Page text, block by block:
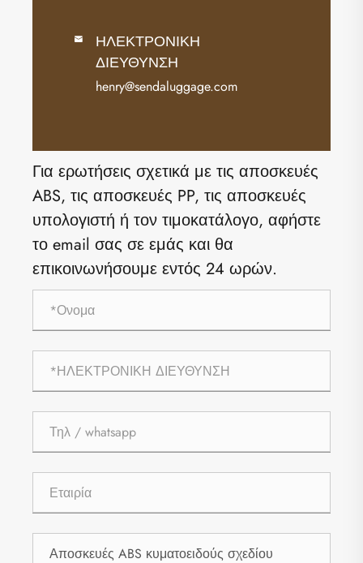

ΗΛΕΚΤΡΟΝΙΚΗ
ΔΙΕΥΘΥΝΣΗ
henry@sendaluggage.com
Για ερωτήσεις σχετικά με τις αποσκευές
ABS, τις αποσκευές PP, τις αποσκευές
υπολογιστή ή τον τιμοκατάλογο, αφήστε
το email σας σε εμάς και θα
επικοινωνήσουμε εντός 24 ωρών.